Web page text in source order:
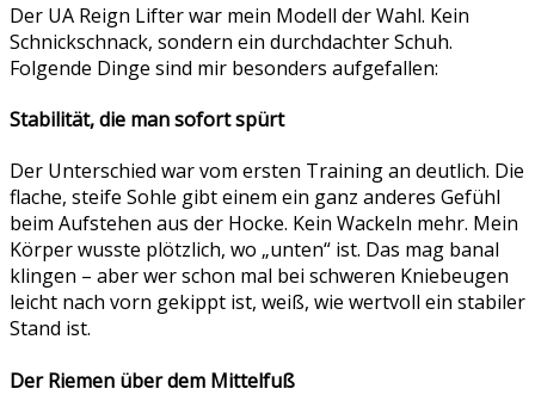
Der UA Reign Lifter war mein Modell der Wahl. Kein
Schnickschnack, sondern ein durchdachter Schuh.
Folgende Dinge sind mir besonders aufgefallen:
Stabilität, die man sofort spürt
Der Unterschied war vom ersten Training an deutlich. Die
flache, steife Sohle gibt einem ein ganz anderes Gefühl
beim Aufstehen aus der Hocke. Kein Wackeln mehr. Mein
Körper wusste plötzlich, wo „unten“ ist. Das mag banal
klingen – aber wer schon mal bei schweren Kniebeugen
leicht nach vorn gekippt ist, weiß, wie wertvoll ein stabiler
Stand ist.
Der Riemen über dem Mittelfuß